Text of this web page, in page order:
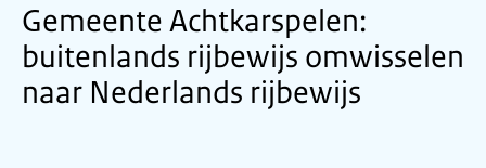
Gemeente Achtkarspelen:
buitenlands rijbewijs omwisselen
naar Nederlands rijbewijs